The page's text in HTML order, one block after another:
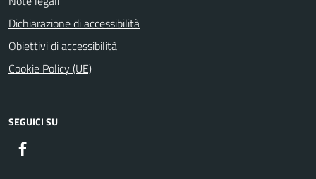
Dichiarazione di accessibilità
Obiettivi di accessibilità
Cookie Policy (UE)
SEGUICI SU